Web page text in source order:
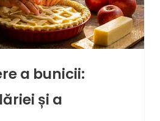
a bunicii:
și a